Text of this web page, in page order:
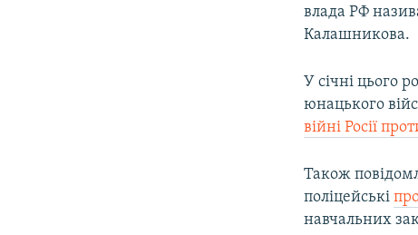
влада РФ
Калашникова.
У січні цього
юнацького
війні Росії
Також
поліцейські
навчальних